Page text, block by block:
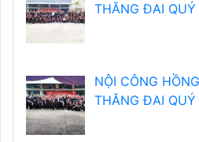
THĂNG ĐAI
NỘI CÔNG
THĂNG ĐAI